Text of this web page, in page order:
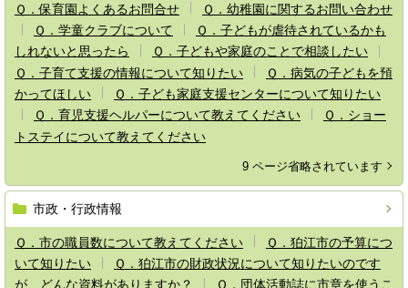
Ｑ．保育園よくあるお問合せ
Ｑ．幼稚園に関するお問い合わせ
Ｑ．学童クラブについて
Ｑ．子どもが虐待されているかも
しれないと思ったら
Ｑ．子どもや家庭のことで相談したい
Ｑ．子育て支援の情報について知りたい
Ｑ．病気の子どもを預
かってほしい
Ｑ．子ども家庭支援センターについて知りたい
Ｑ．育児支援ヘルパーについて教えてください
Ｑ．ショー
トステイについて教えてください
9 ページ省略されています
市政・行政情報
Ｑ．市の職員数について教えてください
Ｑ．狛江市の予算につ
いて知りたい
Ｑ．狛江市の財政状況について知りたいのです
が、どんな資料がありますか？
Ｑ．団体活動誌に市章を使うこ